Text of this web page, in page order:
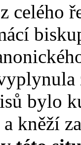
celého
bylo
kněží